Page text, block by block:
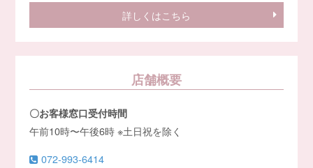
詳しくはこちら
店舗概要
〇お客様窓口受付時間
午前10時〜午後6時 ※土日祝を除く
072-993-6414